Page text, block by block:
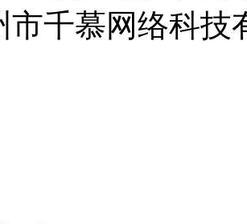
市千慕网络科技